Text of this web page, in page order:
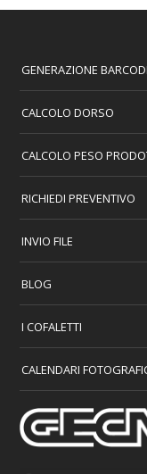
GENERAZIONE
CALCOLO DORSO
CALCOLO PESO
RICHIEDI PREVENTIVO
INVIO FILE
BLOG
I COFALETTI
CALENDARI